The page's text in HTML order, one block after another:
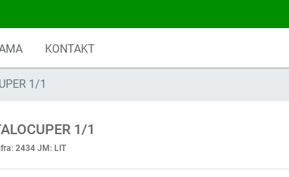
KONTAKT
1/1
1/1
2434 JM: LIT